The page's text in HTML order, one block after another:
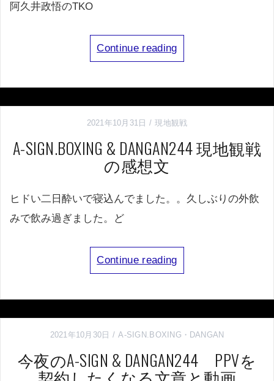
阿久井政悟のTKO
Continue reading
2021年10月31日 現地観戦
A-SIGN.BOXING & DANGAN244 現地観戦
の感想文
ヒドい二日酔いで寝込んでました。。久しぶりの外飲
みで飲み過ぎました。ど
Continue reading
2021年10月30日 A-SIGN.BOXING ・ DANGAN
今夜のA-SIGN & DANGAN244 PPVを